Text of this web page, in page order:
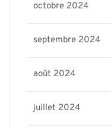
octobre 2024
septembre 2024
août 2024
juillet 2024